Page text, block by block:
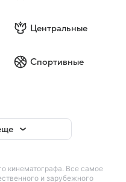
Центральные
Спортивные
кинематографа. Все самое
и зарубежного